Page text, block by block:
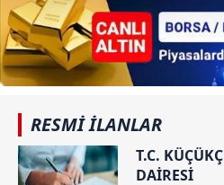
Her halükârda, kullanıcılar, bu
takdirde, kullanıcılara hedefli
gösterilmeyecektir."
Sizlere daha iyi bir hizmet
Sitemizde kendimize ve
kullanılmaktadır. Bu çerezler
verileriniz işlenmekte olup
RESMİ İLANLAR
T.C.
DAİRESİ